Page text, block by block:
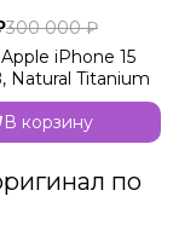
300 000 ₽
iPhone 15
Natural Titanium
В корзину
по